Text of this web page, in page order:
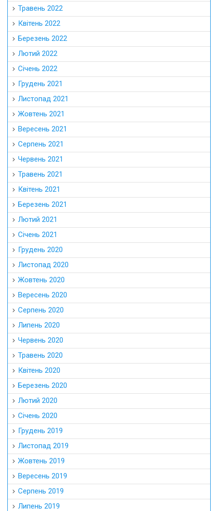
Травень 2022
Квітень 2022
Березень 2022
Лютий 2022
Січень 2022
Грудень 2021
Листопад 2021
Жовтень 2021
Вересень 2021
Серпень 2021
Червень 2021
Травень 2021
Квітень 2021
Березень 2021
Лютий 2021
Січень 2021
Грудень 2020
Листопад 2020
Жовтень 2020
Вересень 2020
Серпень 2020
Липень 2020
Червень 2020
Травень 2020
Квітень 2020
Березень 2020
Лютий 2020
Січень 2020
Грудень 2019
Листопад 2019
Жовтень 2019
Вересень 2019
Серпень 2019
Липень 2019